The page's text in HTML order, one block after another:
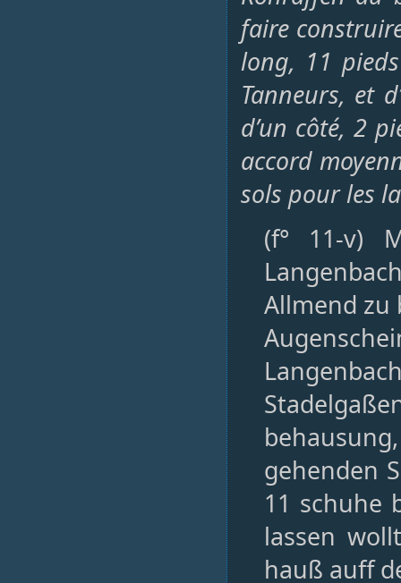
faire
long, 11
Tanneurs, et
d’un côté, 2
accord
sols pour les
(f° 11-v)
Allmend zu
gehenden
11 schuhe
lassen
hauß auff